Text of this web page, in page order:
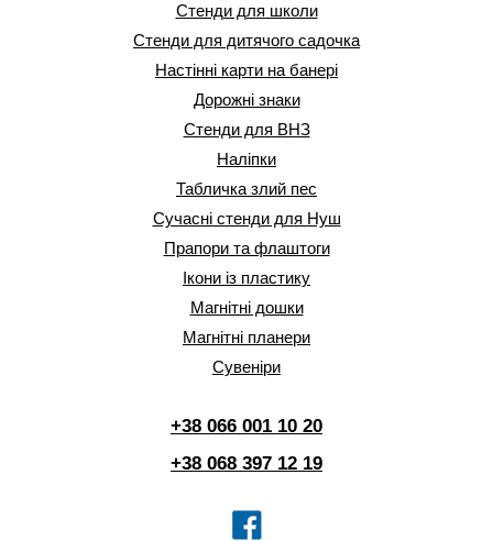
Стенди для школи
Стенди для дитячого садочка
Настінні карти на банері
Дорожні знаки
Стенди для ВНЗ
Наліпки
Табличка злий пес
Сучасні стенди для Нуш
Прапори та флаштоги
Ікони із пластику
Магнітні дошки
Магнітні планери
Сувеніри
+38 066 001 10 20
+38 068 397 12 19